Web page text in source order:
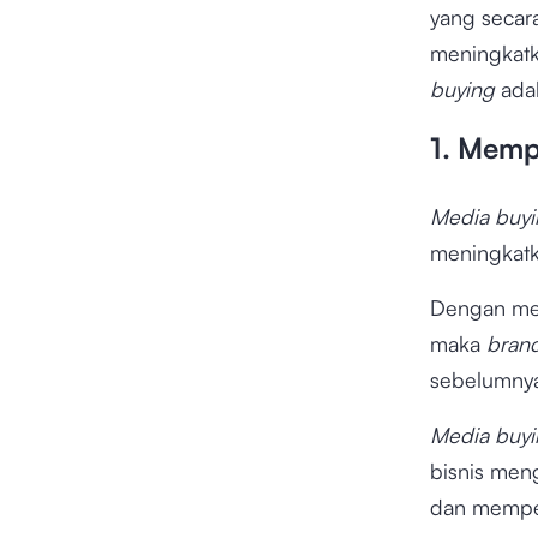
yang
buying
1.
Media
Dengan
maka
Media
bisnis
dan